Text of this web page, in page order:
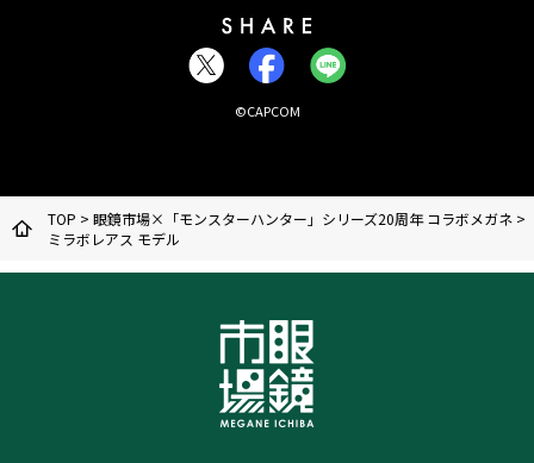
©CAPCOM
TOP > 眼鏡市場×「モンスターハンター」シリーズ20周年 コラボメガネ >
ミラボレアス モデル